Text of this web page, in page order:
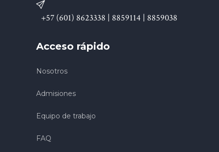
+57 (601) 8623338 | 8859114 | 8859038
Acceso rápido
Nosotros
Admisiones
Equipo de trabajo
FAQ